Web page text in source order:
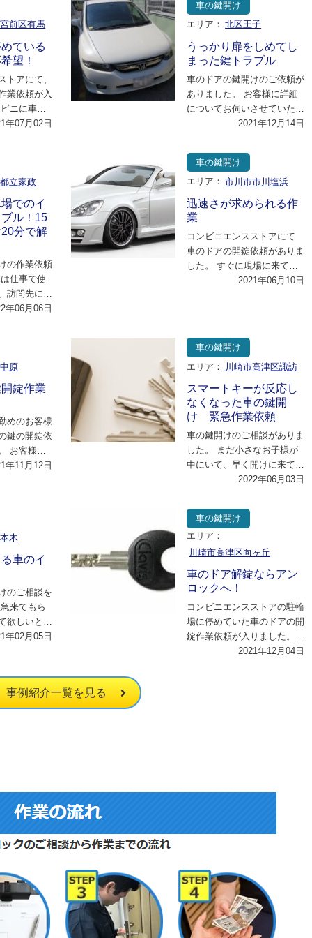
前区有馬
ている
望！
トアにて、
業依頼が入
ニに車を
く対応し
年07月02日
車の鍵開け
エリア： 北区王子
うっかり扉をしめてし
まった鍵トラブル
車のドアの鍵開けのご依頼が
ありました。 お客様に詳細
についてお伺いさせていただ
いたところ、移動中、少し休
2021年12月14日
立家政
でのイ
ル！15
分で解
の作業依頼
仕事で使
訪問先に向
たコンビニ
年06月06日
車の鍵開け
エリア： 市川市市川塩浜
迅速さが求められる作
業
コンビニエンスストアにて
車のドアの開錠依頼がありま
した。 すぐに現場に来て対
応できる鍵屋さんを探してい
2021年06月10日
原
錠作業
めのお客様
鍵の開錠依
お客様は
伺いさせて
年11月12日
車の鍵開け
エリア：
川崎市高津区諏訪
スマートキーが反応し
なくなった車の鍵開
け 緊急作業依頼
車の鍵開けのご相談がありま
した。 まだ小さなお子様が
中にいて、早く開けに来て欲
しいとのことでした。 スマ
2022年06月03日
木
車のイ
のご相談を
来てもら
欲しいとの
港区で待
年02月05日
車の鍵開け
エリア：
川崎市高津区向ヶ丘
車のドア解錠ならアン
ロックへ！
コンビニエンスストアの駐輪
場に停めていた車のドアの開
錠作業依頼が入りました。
至急現場に来て欲しいとのこ
2021年12月04日
事例紹介一覧を見る